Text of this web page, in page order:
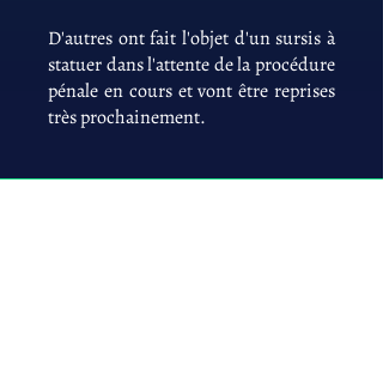
D'autres ont fait l'objet d'un sursis à
statuer dans l'attente de la procédure
pénale en cours et vont être reprises
très prochainement.